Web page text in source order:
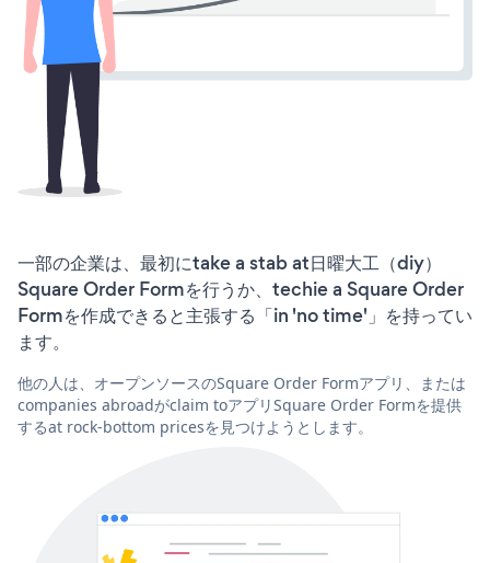
一部の企業は、最初にtake a stab at日曜大工（diy）
Square Order Formを行うか、techie a Square Order
Formを作成できると主張する「in 'no time'」を持ってい
ます。
他の人は、オープンソースのSquare Order Formアプリ、または
companies abroadがclaim toアプリSquare Order Formを提供
するat rock-bottom pricesを見つけようとします。